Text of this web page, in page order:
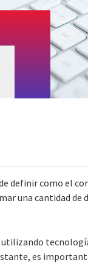
definir como el
una cantidad de
es